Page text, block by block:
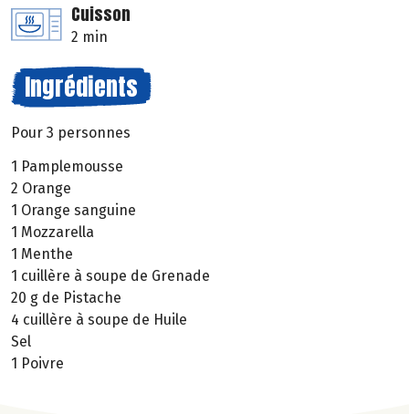
Cuisson
2 min
Ingrédients
Pour 3 personnes
1 Pamplemousse
2 Orange
1 Orange sanguine
1 Mozzarella
1 Menthe
1 cuillère à soupe de Grenade
20 g de Pistache
4 cuillère à soupe de Huile
Sel
1 Poivre